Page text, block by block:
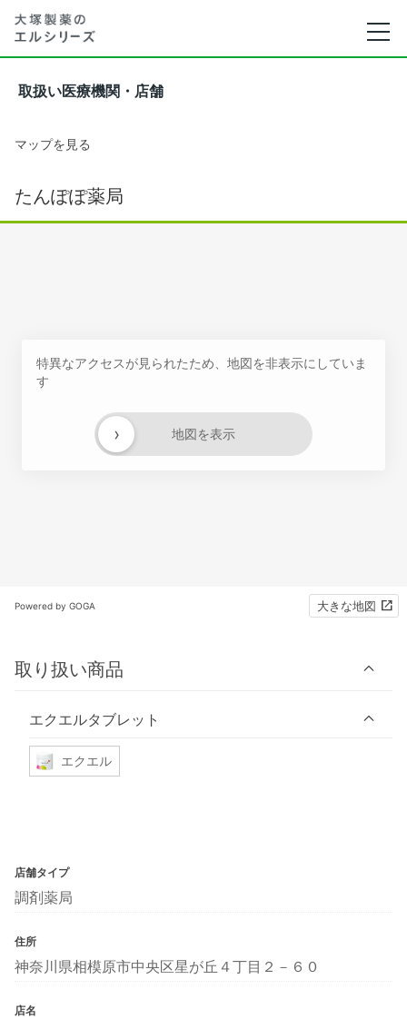
取扱い医療機関・店舗
マップを見る
たんぽぽ薬局
特異なアクセスが見られたため、地図を非表示にしていま
す
地図を表示
›
Powered by GOGA 大きな地図
取り扱い商品
エクエルタブレット
エクエル
店舗タイプ
調剤薬局
住所
神奈川県相模原市中央区星が丘４丁目２－６０
店名